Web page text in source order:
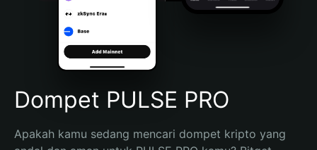
Português (Brasil)
Español (Argentina)
Dompet PULSE PRO
Apakah kamu sedang mencari dompet kripto yang